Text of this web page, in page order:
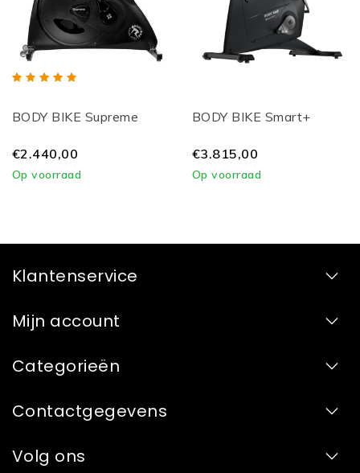
BODY BIKE Supreme
€2.440,00
Op voorraad
BODY BIKE Smart+
€3.815,00
Op voorraad
Klantenservice
Mijn account
Categorieën
Contactgegevens
Volg ons